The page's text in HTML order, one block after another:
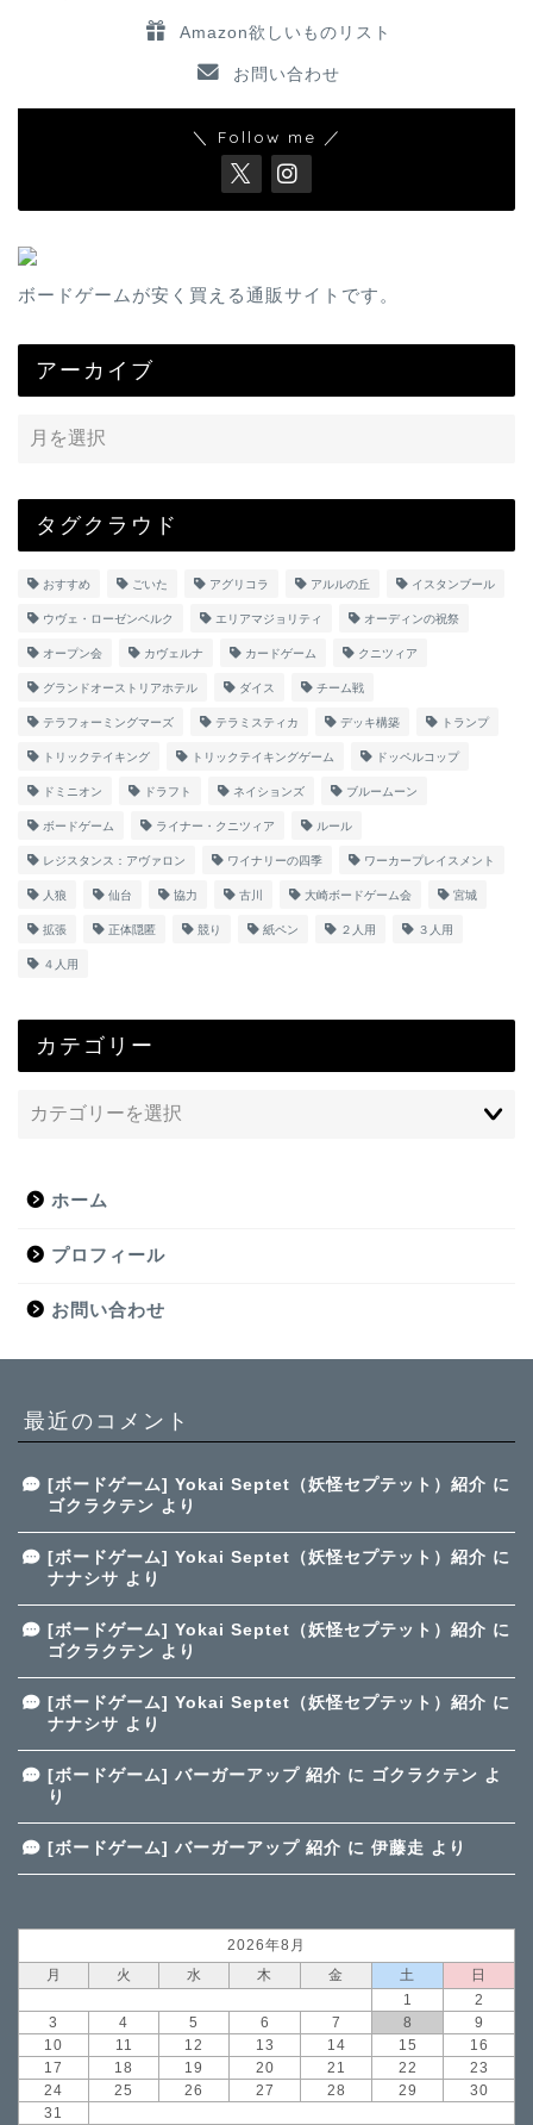
Amazon欲しいものリスト
お問い合わせ
＼ Follow me ／
ボードゲームが安く買える通販サイトです。
アーカイブ
タグクラウド
おすすめ ごいた アグリコラ アルルの丘 イスタンブール
ウヴェ・ローゼンベルク エリアマジョリティ オーディンの祝祭
オープン会 カヴェルナ カードゲーム クニツィア
グランドオーストリアホテル ダイス チーム戦
テラフォーミングマーズ テラミスティカ デッキ構築 トランプ
トリックテイキング トリックテイキングゲーム ドッペルコップ
ドミニオン ドラフト ネイションズ ブルームーン
ボードゲーム ライナー・クニツィア ルール
レジスタンス：アヴァロン ワイナリーの四季 ワーカープレイスメント
人狼 仙台 協力 古川 大崎ボードゲーム会 宮城
拡張 正体隠匿 競り 紙ペン ２人用 ３人用
４人用
カテゴリー
ホーム
プロフィール
お問い合わせ
最近のコメント
[ボードゲーム] Yokai Septet（妖怪セプテット）紹介 に
ゴクラクテン より
[ボードゲーム] Yokai Septet（妖怪セプテット）紹介 に
ナナシサ より
[ボードゲーム] Yokai Septet（妖怪セプテット）紹介 に
ゴクラクテン より
[ボードゲーム] Yokai Septet（妖怪セプテット）紹介 に
ナナシサ より
[ボードゲーム] バーガーアップ 紹介 に ゴクラクテン よ
り
[ボードゲーム] バーガーアップ 紹介 に 伊藤走 より
2026年8月
月
火 水 木 金 土
日
1
2
3
4 5 6 7 8
9
10
11 12 13 14 15
16
17
18 19 20 21 22
23
24
25 26 27 28 29
30
31